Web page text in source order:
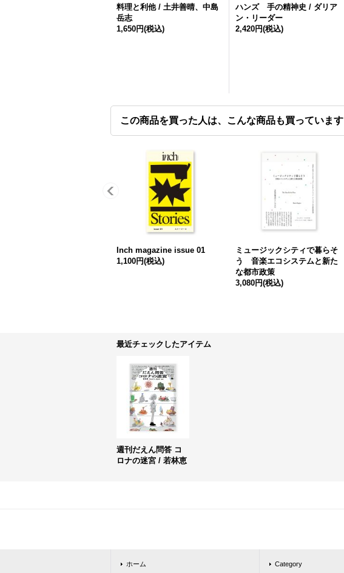
料理と利他 / 土井善晴、中島
岳志
1,650円(税込)
ハンズ 手の精神史 / ダリア
ン・リーダー
2,420円(税込)
この商品を買った人は、こんな商品も買っています
Inch magazine issue 01
1,100円(税込)
ミュージックシティで暮らそ
う 音楽エコシステムと新た
な都市政策
3,080円(税込)
最近チェックしたアイテム
週刊だえん問答 コ
ロナの迷宮 / 若林恵
ホーム Category